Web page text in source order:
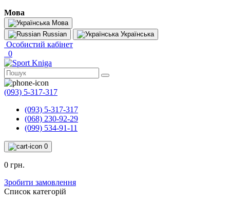
Мова
Мова
Russian
Українська
Особистий кабінет
0
(093) 5-317-317
(093) 5-317-317
(068) 230-92-29
(099) 534-91-11
0
0 грн.
Зробити замовлення
Список категорій